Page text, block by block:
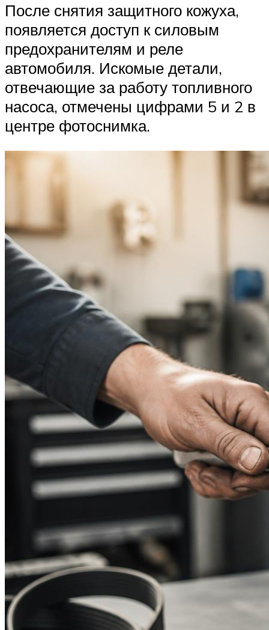
После снятия защитного кожуха,
появляется доступ к силовым
предохранителям и реле
автомобиля. Искомые детали,
отвечающие за работу топливного
насоса, отмечены цифрами 5 и 2 в
центре фотоснимка.